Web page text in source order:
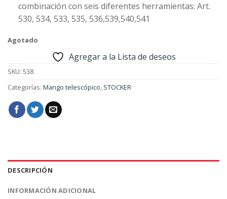
combinación con seis diferentes herramientas: Art.
530, 534, 533, 535, 536,539,540,541
Agotado
Agregar a la Lista de deseos
SKU: 538
Categorías: Mango telescópico, STOCKER
DESCRIPCIÓN
INFORMACIÓN ADICIONAL